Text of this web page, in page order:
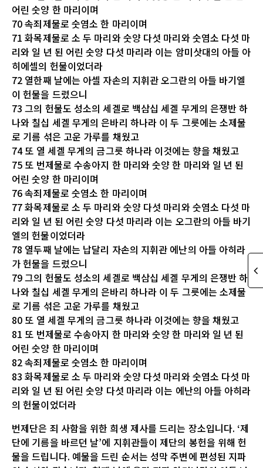
어린 숫양 한 마리이며
70 속죄제물로 숫염소 한 마리이며
71 화목제물로 소 두 마리와 숫양 다섯 마리와 숫염소 다섯 마
리와 일 년 된 어린 숫양 다섯 마리라 이는 암미삿대의 아들 아
히에셀의 헌물이었더라
72 열한째 날에는 아셀 자손의 지휘관 오그란의 아들 바기엘
이 헌물을 드렸으니
73 그의 헌물도 성소의 세겔로 백삼십 세겔 무게의 은쟁반 하
나와 칠십 세겔 무게의 은바리 하나라 이 두 그릇에는 소제물
로 기름 섞은 고운 가루를 채웠고
74 또 열 세겔 무게의 금그릇 하나라 이것에는 향을 채웠고
75 또 번제물로 수송아지 한 마리와 숫양 한 마리와 일 년 된
어린 숫양 한 마리이며
76 속죄제물로 숫염소 한 마리이며
77 화목제물로 소 두 마리와 숫양 다섯 마리와 숫염소 다섯 마
리와 일 년 된 어린 숫양 다섯 마리라 이는 오그란의 아들 바기
엘의 헌물이었더라
78 열두째 날에는 납달리 자손의 지휘관 에난의 아들 아히라
가 헌물을 드렸으니
79 그의 헌물도 성소의 세겔로 백삼십 세겔 무게의 은쟁반 하
나와 칠십 세겔 무게의 은바리 하나라 이 두 그릇에는 소제물
로 기름 섞은 고운 가루를 채웠고
80 또 열 세겔 무게의 금그릇 하나라 이것에는 향을 채웠고
81 또 번제물로 수송아지 한 마리와 숫양 한 마리와 일 년 된
어린 숫양 한 마리이며
82 속죄제물로 숫염소 한 마리이며
83 화목제물로 소 두 마리와 숫양 다섯 마리와 숫염소 다섯 마
리와 일 년 된 어린 숫양 다섯 마리라 이는 에난의 아들 아히라
의 헌물이었더라
번제단은 죄 사함을 위한 희생 제사를 드리는 장소입니다. ‘제
단에 기름을 바르던 날’에 지휘관들이 제단의 봉헌을 위해 헌
물을 드립니다. 예물을 드린 순서는 성막 주변에 편성된 지파